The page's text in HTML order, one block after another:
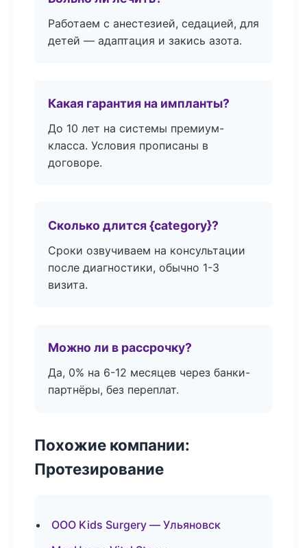
Работаем с анестезией, седацией, для
детей — адаптация и закись азота.
Какая гарантия на импланты?
До 10 лет на системы премиум-
класса. Условия прописаны в
договоре.
Сколько длится {category}?
Сроки озвучиваем на консультации
после диагностики, обычно 1-3
визита.
Можно ли в рассрочку?
Да, 0% на 6-12 месяцев через банки-
партнёры, без переплат.
Похожие компании:
Протезирование
ООО Kids Surgery — Ульяновск